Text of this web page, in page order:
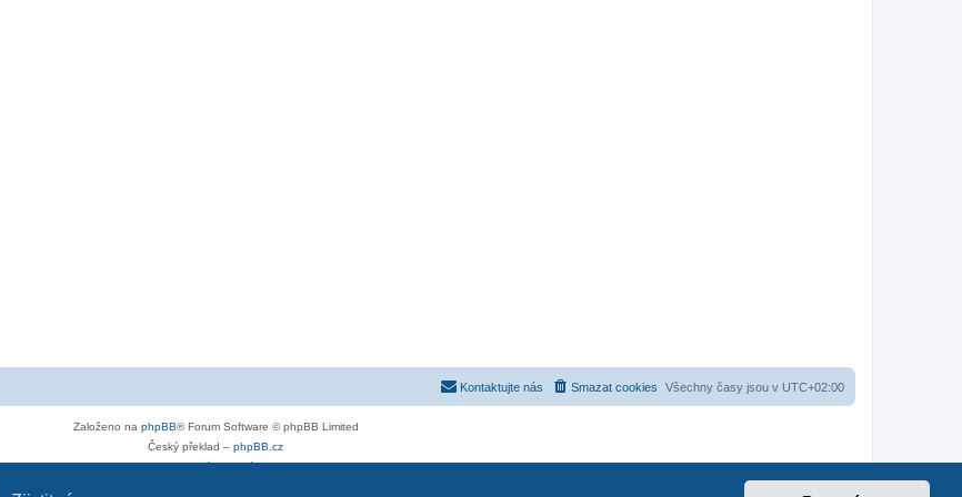
Všechny časy jsou v UTC+02:00
Smazat cookies
Kontaktujte nás
Založeno na phpBB® Forum Software © phpBB Limited
Český překlad – phpBB.cz
Soukromí|Podmínky